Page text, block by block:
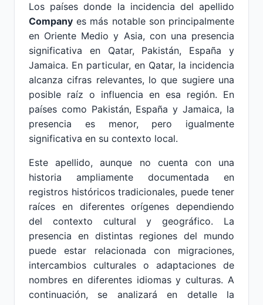
Los países donde la incidencia del apellido
Company es más notable son principalmente
en Oriente Medio y Asia, con una presencia
significativa en Qatar, Pakistán, España y
Jamaica. En particular, en Qatar, la incidencia
alcanza cifras relevantes, lo que sugiere una
posible raíz o influencia en esa región. En
países como Pakistán, España y Jamaica, la
presencia es menor, pero igualmente
significativa en su contexto local.
Este apellido, aunque no cuenta con una
historia ampliamente documentada en
registros históricos tradicionales, puede tener
raíces en diferentes orígenes dependiendo
del contexto cultural y geográfico. La
presencia en distintas regiones del mundo
puede estar relacionada con migraciones,
intercambios culturales o adaptaciones de
nombres en diferentes idiomas y culturas. A
continuación, se analizará en detalle la